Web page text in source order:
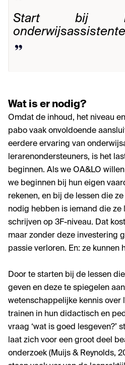
Start bij
Wat is er nodig?
Omdat de inhoud, het niveau
pabo vaak onvoldoende
eerdere ervaring van
lerarenondersteuners, is het
beginnen. Als we OA&LO
we beginnen bij hun eigen
rekenen, en bij de lessen die
nodig hebben is iemand die ze
schrijven op 3F-niveau. Dat
maar zonder deze investering
passie verloren. En: ze kunnen
Door te starten bij de lessen
geven en deze te spiegelen
wetenschappelijke kennis over
trainen in hun didactisch en
vraag ‘wat is goed lesgeven?’
laat zich voor een groot deel
onderzoek (Muijs & Reynolds,